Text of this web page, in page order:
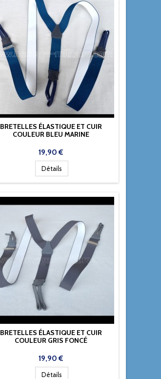
BRETELLES ÉLASTIQUE ET CUIR
COULEUR BLEU MARINE
Prix
19,90 €
Détails
BRETELLES ÉLASTIQUE ET CUIR
COULEUR GRIS FONCÉ
Prix
19,90 €
Détails